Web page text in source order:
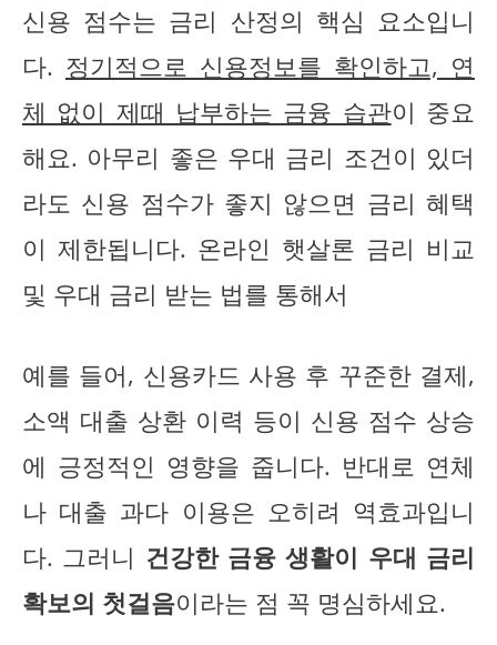
신용 점수는 금리 산정의 핵심 요소입니
다. 정기적으로 신용정보를 확인하고, 연
체 없이 제때 납부하는 금융 습관이 중요
해요. 아무리 좋은 우대 금리 조건이 있더
라도 신용 점수가 좋지 않으면 금리 혜택
이 제한됩니다. 온라인 햇살론 금리 비교
및 우대 금리 받는 법를 통해서
예를 들어, 신용카드 사용 후 꾸준한 결제,
소액 대출 상환 이력 등이 신용 점수 상승
에 긍정적인 영향을 줍니다. 반대로 연체
나 대출 과다 이용은 오히려 역효과입니
다. 그러니 건강한 금융 생활이 우대 금리
확보의 첫걸음이라는 점 꼭 명심하세요.